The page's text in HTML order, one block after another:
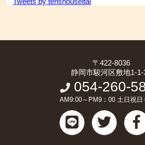
〒422-8036
静岡市駿河区敷地1-1-
054-260-
AM9:00～PM9：00 土日祝日